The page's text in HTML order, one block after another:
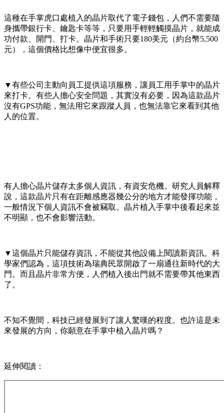
這種在手掌虎口處植入的晶片取代了電子錢包，人們不需要隨
身攜帶銀行卡、鑰匙卡等等，只要用手輕輕觸摸晶片，就能成
功付款、開門、打卡。晶片和手術只要180美元（約台幣5,500
元），這個價格比想像中便宜很多。
▼有些公司主動向員工提供這項服務，讓員工用手掌中的晶片
來打卡。有些人擔心安全問題，其實沒有必要，因為這款晶片
沒有GPS功能，無法用它來跟蹤人員，也無法靠它來看到其他
人的位置。
有人擔心晶片儲存太多個人資訊，有資安危機。研究人員解釋
說，這款晶片只有在距離感應器幾公分的地方才能發揮功能，
一般情況下個人資訊不會被竊取。晶片植入手掌中後看起來並
不明顯，也不會影響活動。
▼這個晶片只能儲存資訊，不能從其他設備上閱讀新資訊。科
學家們認為，這項技術為瑞典民眾開啟了一扇通往新時代的大
門。而且晶片非常方便，人們植入後出門就不需要帶其他東西
了。
不知不覺間，科技已經發展到了讓人驚嘆的程度。也許這是未
來發展的方向，你願意在手掌中植入晶片嗎？
延伸閱讀：